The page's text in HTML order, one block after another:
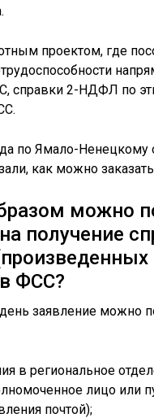
проектом, где
справки 2-НДФЛ по
по Ямало-Ненецкому
как можно
можно
получение
ФСС?
заявление можно
в региональное
лицо или
почтой);